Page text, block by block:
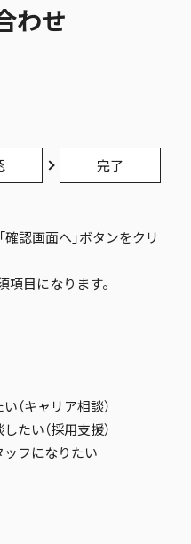
わせ
完了
認画面へ」ボタンをクリ
目になります。
（キャリア相談）
たい（採用支援）
フになりたい